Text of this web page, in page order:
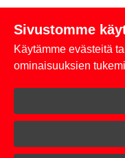
Sivustomme
Käytämme evästeitä
ominaisuuksien